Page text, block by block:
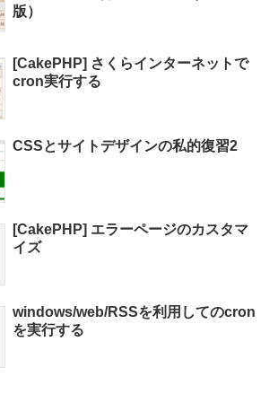
版）
[CakePHP] さくらインターネットで
cron実行する
CSSとサイトデザインの私的復習2
[CakePHP] エラーページのカスタマ
イズ
windows/web/RSSを利用してのcron
を実行する